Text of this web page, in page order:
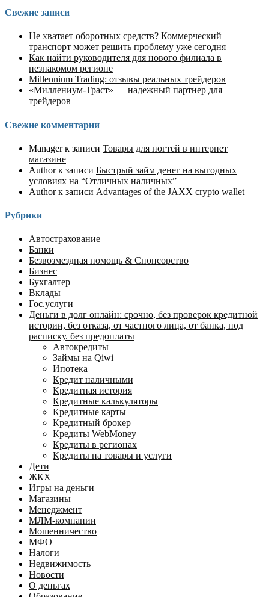
Свежие записи
Не хватает оборотных средств? Коммерческий
транспорт может решить проблему уже сегодня
Как найти руководителя для нового филиала в
незнакомом регионе
Millennium Trading: отзывы реальных трейдеров
«Миллениум-Траст» — надежный партнер для
трейдеров
Свежие комментарии
Managerк записи Товары для ногтей в интернет
магазине
Authorк записи Быстрый займ денег на выгодных
условиях на “Отличных наличных”
Authorк записи Advantages of the JAXX crypto wallet
Рубрики
Автострахование
Банки
Безвозмездная помощь & Спонсорство
Бизнес
Бухгалтер
Вклады
Гос.услуги
Деньги в долг онлайн: срочно, без проверок кредитной
истории, без отказа, от частного лица, от банка, под
расписку. без предоплаты
Автокредиты
Займы на Qiwi
Ипотека
Кредит наличными
Кредитная история
Кредитные калькуляторы
Кредитные карты
Кредитный брокер
Кредиты WebMoney
Кредиты в регионах
Кредиты на товары и услуги
Дети
ЖКХ
Игры на деньги
Магазины
Менеджмент
МЛМ-компании
Мошенничество
МФО
Налоги
Недвижимость
Новости
О деньгах